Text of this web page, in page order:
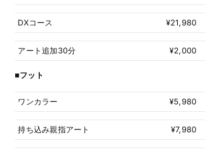
DXコース ¥21,980
アート追加30分 ¥2,000
■フット
ワンカラー ¥5,980
持ち込み親指アート ¥7,980